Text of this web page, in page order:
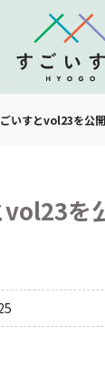
いすとvol23を公
を